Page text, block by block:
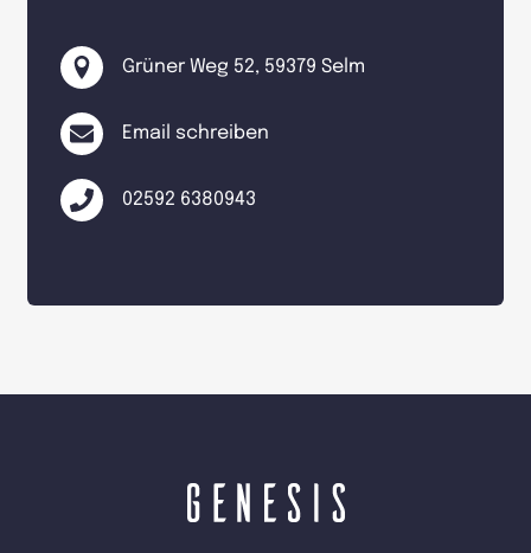
Grüner Weg 52, 59379 Selm
Email schreiben
02592 6380943